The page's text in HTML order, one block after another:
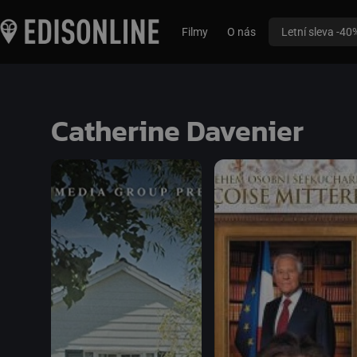
Filmy O nás Letní sleva -
Catherine Davenier